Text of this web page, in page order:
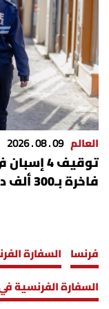
شروط الإشتراك
العالم 09 . 08 . 2026
توقيف 4
فاخرة بـ300 ألف دولار
فرنسا السفارة
السفارة الفرنسية